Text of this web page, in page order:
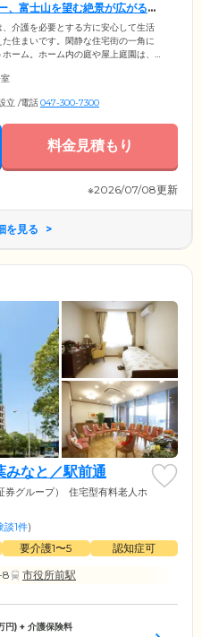
、富士山を望む絶景が広がるホ
、介護を必要とする方に安心して生活
住まいです。閑静な住宅街の一角に
ーム。ホーム内の庭や屋上庭園は、
る開放的な空間です。シックな色で
置してありますので、プライベート
ぎください。浴室は個浴と機械浴を
立 /電話047-300-7300
料金見積もり
※2026/07/08更新
を見る
みなと／駅前通
グループ）
住宅型有料老人ホ
談1件)
要介護1〜5
認知症可
8
市役所前駅
円) + 介護保険料